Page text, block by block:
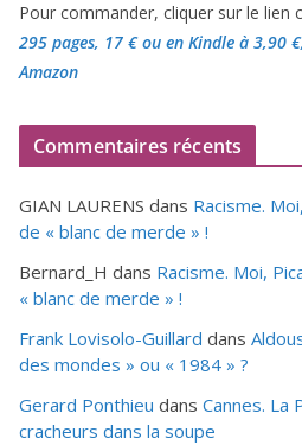
Pour commander, cliquer sur le lien
295 pages, 17 €ou en Kindle à 3,90 €
Amazon
Commentaires récents
GIAN LAURENS dans Racisme.
de « blanc de merde » !
Bernard_H dans Racisme. Moi,
« blanc de merde » !
Frank Lovisolo-Guillard dans
des mondes » ou « 1984 » ?
Gerard Ponthieu dans Cannes. La
cracheurs dans la soupe